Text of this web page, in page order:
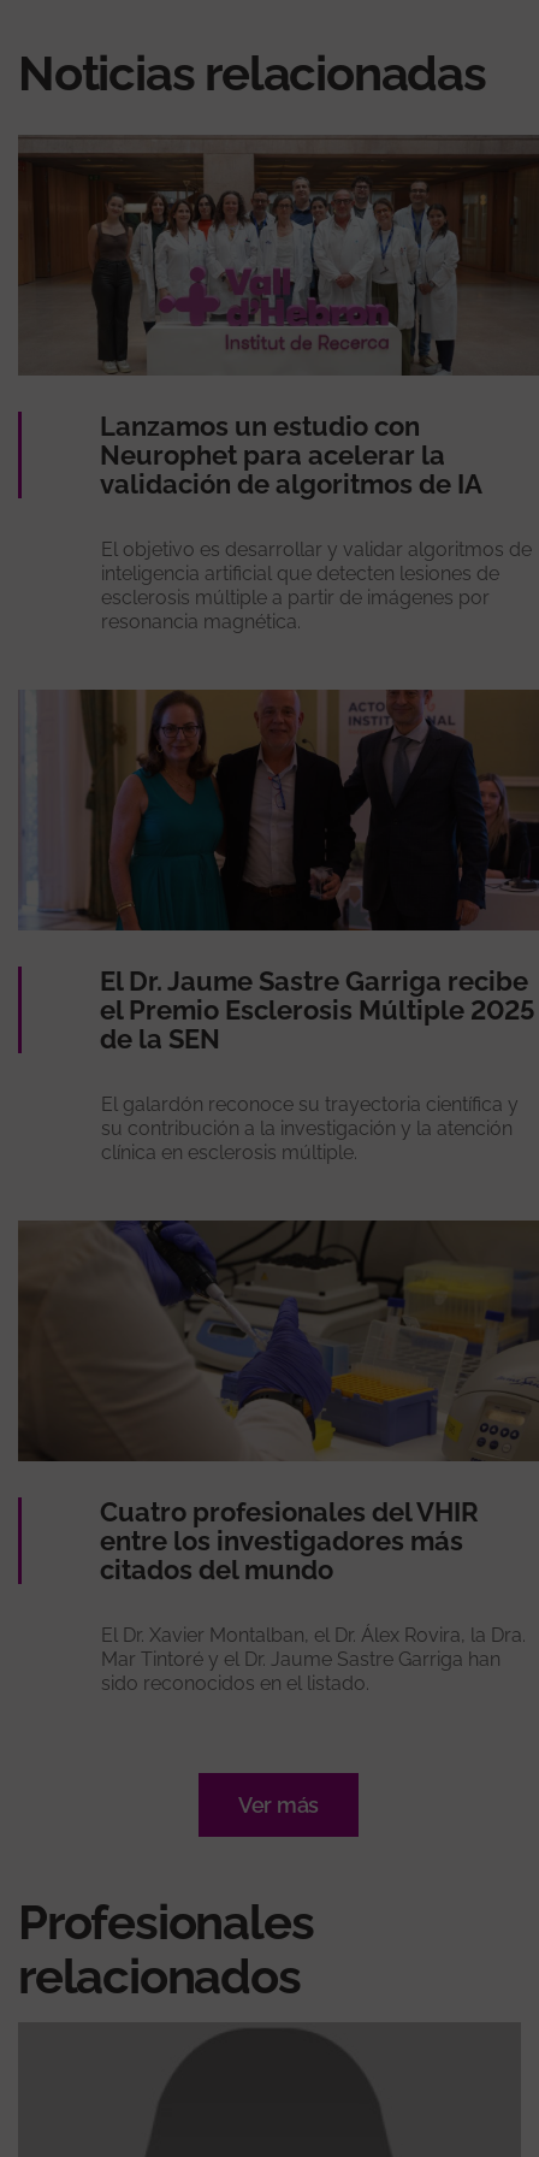
Noticias relacionadas
Lanzamos un estudio con
Neurophet para acelerar la
validación de algoritmos de IA
El objetivo es desarrollar y validar algoritmos de
inteligencia artificial que detecten lesiones de
esclerosis múltiple a partir de imágenes por
resonancia magnética.
El Dr. Jaume Sastre Garriga recibe
el Premio Esclerosis Múltiple 2025
de la SEN
El galardón reconoce su trayectoria científica y
su contribución a la investigación y la atención
clínica en esclerosis múltiple.
Cuatro profesionales del VHIR
entre los investigadores más
citados del mundo
El Dr. Xavier Montalban, el Dr. Álex Rovira, la Dra.
Mar Tintoré y el Dr. Jaume Sastre Garriga han
sido reconocidos en el listado.
Ver más
Profesionales
relacionados